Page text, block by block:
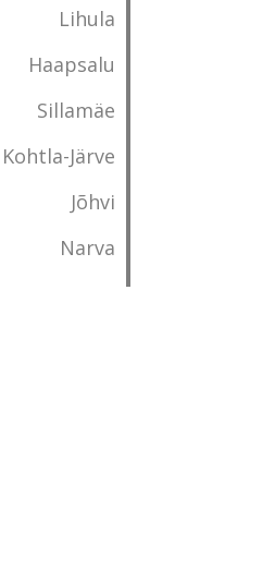
Lihula
Haapsalu
Sillamäe
Kohtla-Järve
Jõhvi
Narva